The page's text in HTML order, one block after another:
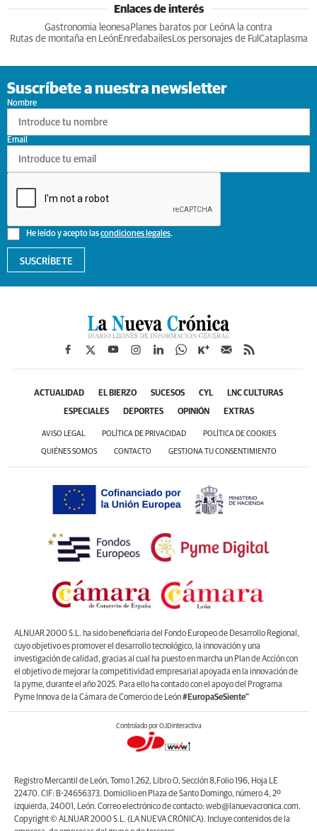
Enlaces de interés
Gastronomia leonesa Planes baratos por LeónA la contra
Rutas de montaña en LeónEnredabailesLos personajes de Ful Cataplasma
Suscríbete a nuestra newsletter
Nombre
He leído y acepto lascondiciones legales.
Email
SUSCRÍBETE
ACTUALIDAD EL BIERZO SUCESOS CYL LNC CULTURAS
ESPECIALES DEPORTES OPINIÓN EXTRAS
AVISO LEGAL POLÍTICA DE PRIVACIDAD POLÍTICA DE COOKIES
QUIÉNES SOMOS CONTACTO GESTIONA TU CONSENTIMIENTO
ALNUAR 2000 S.L. ha sido beneficiaria del Fondo Europeo de Desarrollo Regional,
cuyo objetivo es promover el desarrollo tecnológico, la innovación y una
investigación de calidad, gracias al cual ha puesto en marcha un Plan de Acción con
el objetivo de mejorar la competitividad empresarial apoyada en la innovación de
la pyme, durante el año 2025. Para ello ha contado con el apoyo del Programa
Pyme Innova de la Cámara de Comercio de León#EuropaSeSiente”
Controlado por OJDinteractiva
Registro Mercantil de León, Tomo 1.262, Libro O, Sección 8,Folio 196, Hoja LE
22470. CIF: B-24656373. Domicilio en Plaza de Santo Domingo, número 4, 2º
izquierda, 24001, León. Correo electrónico de contacto: web@lanuevacronica.com.
Copyright © ALNUAR 2000 S.L. (LA NUEVA CRÓNICA). Incluye contenidos de la